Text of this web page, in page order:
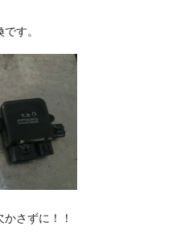
す。
さずに！！